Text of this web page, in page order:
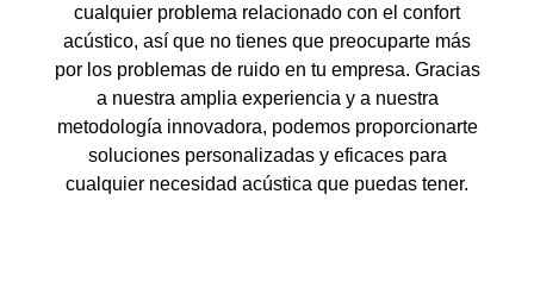
cualquier problema relacionado con el confort
acústico, así que no tienes que preocuparte más
por los problemas de ruido en tu empresa. Gracias
a nuestra amplia experiencia y a nuestra
metodología innovadora, podemos proporcionarte
soluciones personalizadas y eficaces para
cualquier necesidad acústica que puedas tener.